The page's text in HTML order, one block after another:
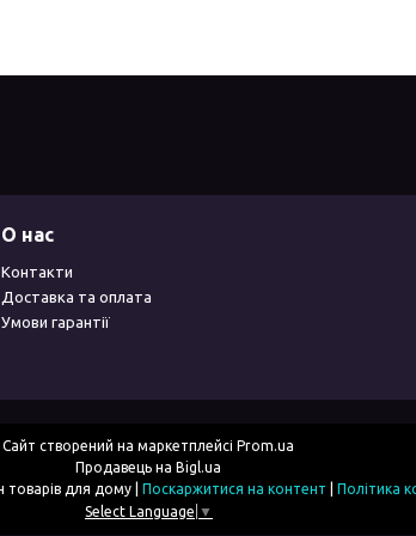
О нас
Контакти
Доставка та оплата
Умови гарантії
Сайт створений на маркетплейсі Prom.ua
Продавець на Bigl.ua
Поскаржитися на контент
Політика
Select Language ▼